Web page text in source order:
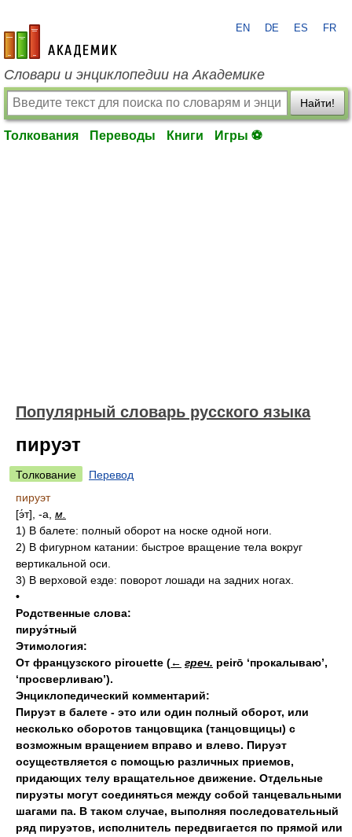
academic.ru
EN DE ES FR
Словари и энциклопедии на Академике
Найти!
Толкования Переводы Книги Игры ⚽
Популярный словарь русского языка
пируэт
Толкование
Перевод
пируэт
[э́т], -а, м.
1) В балете: полный оборот на носке одной ноги.
2) В фигурном катании: быстрое вращение тела вокруг
вертикальной оси.
3) В верховой езде: поворот лошади на задних ногах.
•
Родственные слова:
пируэ́тный
Этимология:
От французского pirouette (← греч. peirō ‘прокалываю’,
‘просверливаю’).
Энциклопедический комментарий:
Пируэт в балете - это или один полный оборот, или
несколько оборотов танцовщика (танцовщицы) с
возможным вращением вправо и влево. Пируэт
осуществляется с помощью различных приемов,
придающих телу вращательное движение. Отдельные
пируэты могут соединяться между собой танцевальными
шагами па. В таком случае, выполняя последовательный
ряд пируэтов, исполнитель передвигается по прямой или